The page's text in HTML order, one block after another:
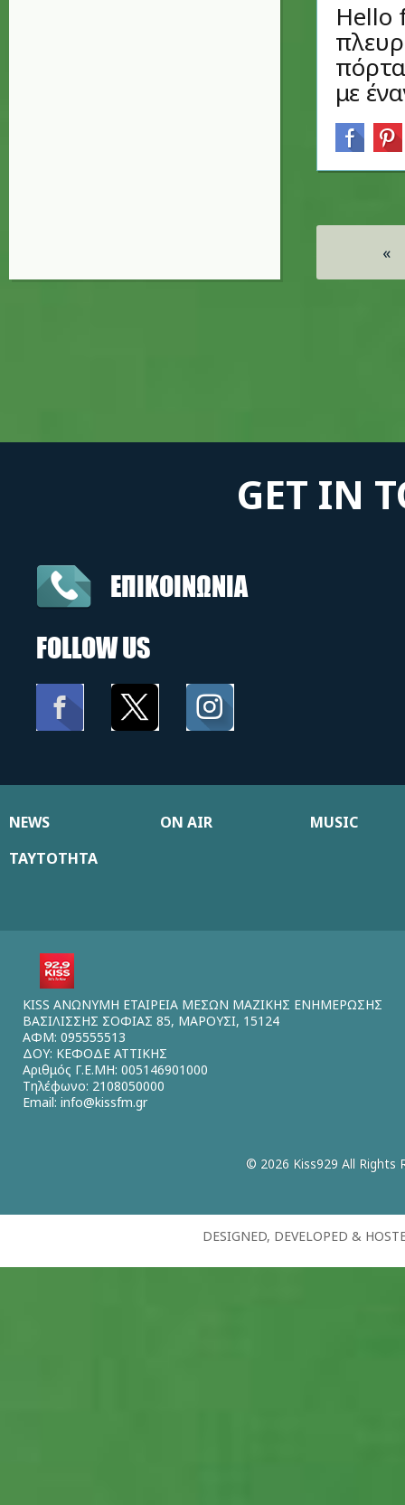
Hello
με
Σελίδες
«
GET IN
ΕΠΙΚΟΙΝΩΝΙΑ
FOLLOW US
NEWS ON AIR
MUSIC
ΤΑΥΤΟΤΗΤΑ
KISS ΑΝΩΝΥΜΗ ΕΤΑΙΡΕΙΑ ΜΕΣΩΝ ΜΑΖΙΚΗΣ ΕΝΗΜΕΡΩΣΗΣ
ΒΑΣΙΛΙΣΣΗΣ ΣΟΦΙΑΣ 85, ΜΑΡΟΥΣΙ, 15124
ΑΦΜ: 095555513
ΔΟΥ: ΚΕΦΟΔΕ ΑΤΤΙΚΗΣ
Αριθμός Γ.Ε.ΜΗ: 005146901000
Τηλέφωνο: 2108050000
Email: info@kissfm.gr
© 2026 Kiss929 All Rights
DESIGNED, DEVELOPED &